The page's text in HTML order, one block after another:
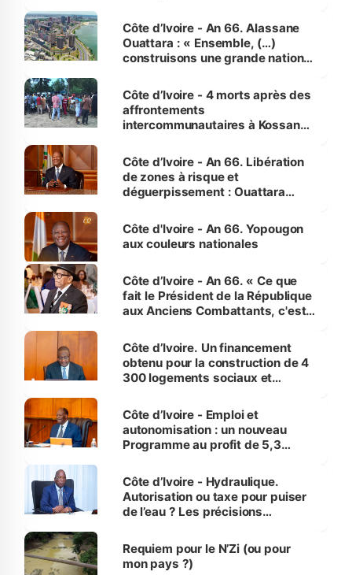
enfants
Côte d’Ivoire - An 66. Alassane
Ouattara : « Ensemble, (…)
construisons une grande nation
générations futures »
Côte d’Ivoire - 4 morts après des
affrontements
intercommunautaires à Kossandji
milieu des sinistrés
Côte d’Ivoire - An 66. Libération
de zones à risque et
déguerpissement : Ouattara
l'Etat de droit pour préserver les
vies humaines »
Côte d'Ivoire - An 66. Yopougon
aux couleurs nationales
Côte d’Ivoire - An 66. « Ce que
fait le Président de la République
aux Anciens Combattants, c'est
Côte d’Ivoire. Un financement
obtenu pour la construction de 4
300 logements sociaux et
et Yamoussoukro
Côte d’Ivoire - Emploi et
autonomisation : un nouveau
Programme au profit de 5,3
Côte d’Ivoire - Hydraulique.
Autorisation ou taxe pour puiser
de l’eau ? Les précisions
Requiem pour le N’Zi (ou pour
mon pays ?)